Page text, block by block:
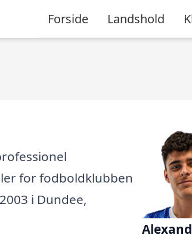
Forside Landshold
for fodboldklubben
i Dundee,